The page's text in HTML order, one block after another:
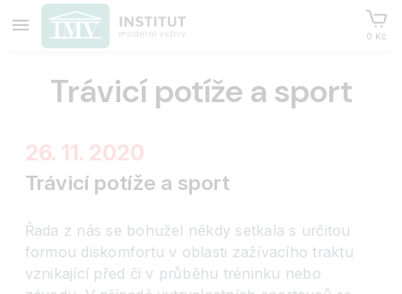
0 Kč
Trávicí potíže a sport
26. 11. 2020
Trávicí potíže a sport
Řada z nás se bohužel někdy setkala s určitou
formou diskomfortu v oblasti zažívacího traktu
vznikající před či v průběhu tréninku nebo